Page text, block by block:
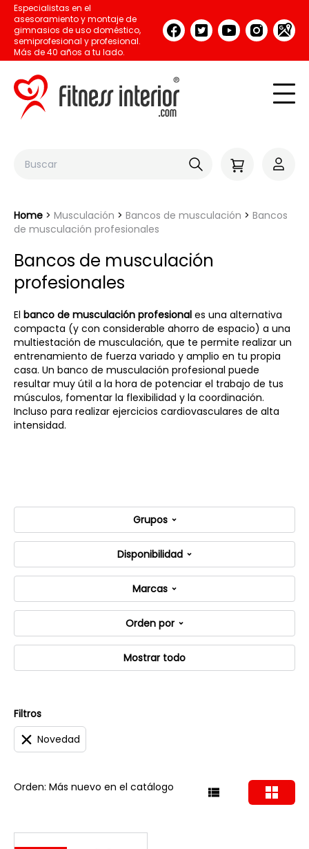
Especialistas en el
asesoramiento y montaje de
gimnasios de uso doméstico,
semiprofesional y profesional.
Más de 40 años a tu lado.
Home Musculación Bancos de musculación
Bancos
de musculación profesionales
Bancos de musculación
profesionales
El banco de musculación profesional es una alternativa
compacta (y con considerable ahorro de espacio) a una
multiestación de musculación, que te permite realizar un
entrenamiento de fuerza variado y amplio en tu propia
casa. Un banco de musculación profesional puede
resultar muy útil a la hora de potenciar el trabajo de tus
músculos, fomentar la flexibilidad y la coordinación.
Incluso para realizar ejercicios cardiovasculares de alta
intensidad.
Grupos
Disponibilidad
Marcas
Orden por
Mostrar todo
Filtros
Novedad
Orden: Más nuevo en el catálogo